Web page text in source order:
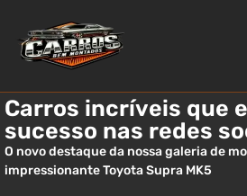
Carros incríveis que
sucesso nas redes
O novo destaque da nossa galeria de
impressionante Toyota Supra MK5